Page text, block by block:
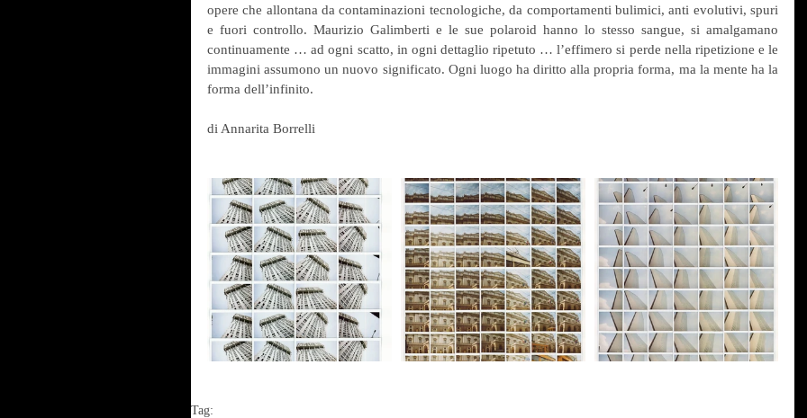
opere che allontana da contaminazioni tecnologiche, da comportamenti bulimici, anti evolutivi, spuri
e fuori controllo. Maurizio Galimberti e le sue polaroid hanno lo stesso sangue, si amalgamano
continuamente … ad ogni scatto, in ogni dettaglio ripetuto … l’effimero si perde nella ripetizione e le
immagini assumono un nuovo significato. Ogni luogo ha diritto alla propria forma, ma la mente ha la
forma dell’infinito.
di Annarita Borrelli
Tag: